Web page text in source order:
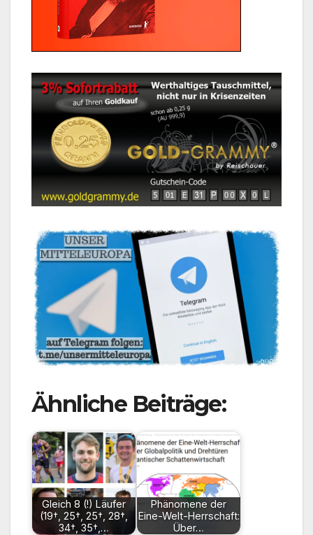
Ähnliche Beiträge:
Gleich 8 (!) Läufer
(19†, 25†, 25†, 28†,
34†, 35†,…
Phänomene der
Eine-Welt-Herrschaft:
Über…